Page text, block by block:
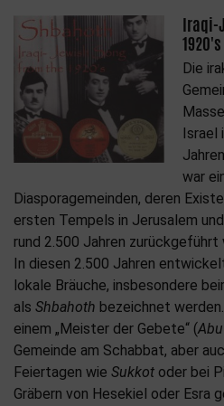
Iraqi-
1920's
Die
Israel
war
Diasporagemeinden, deren
ersten Tempels in Jerusalem
rund 2.500 Jahren zurückgeführt
In diesen 2.500 Jahren
lokale Bräuche, insbesondere
als Shbahoth bezeichnet
einem „Meister der Gebete“ (
Gemeinde am Schabbat, aber
Feiertagen wie Sukkot oder bei
Gräbern von Hesekiel oder Esra